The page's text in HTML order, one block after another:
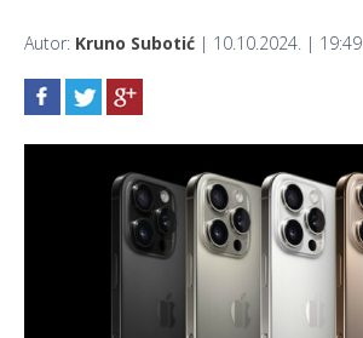
Autor: Kruno Subotić | 10.10.2024. | 19:49